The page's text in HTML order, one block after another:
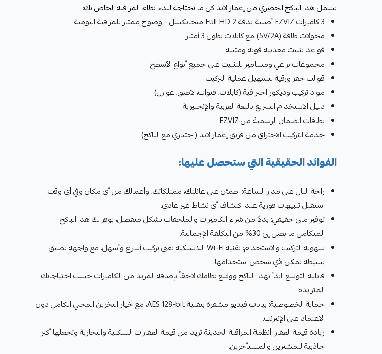
يشمل هذا الباكج الحصري من إعمار لاند كل ما تحتاجه لبدء نظام المراقبة الخاص بك:
3 كاميرات EZVIZ أصلية بدقة Full HD 2 ميجابكسل - وضوح ممتاز للمراقبة اليومية
محولات طاقة (5V/2A) مع كابلات بطول 3 أمتار
قواعد تثبيت معدنية قوية ومتينة
مجموعات براغي ومسامير للتثبيت على جميع أنواع الأسطح
قوالب حفر ورقية لتسهيل عملية التركيب
مواد تركيب وديكور احترافية (كابلات، قنوات، لاصق، عوازل)
دليل الاستخدام السريع باللغة العربية والإنجليزية
بطاقات الضمان الرسمية من EZVIZ
خدمة التركيب الاحترافي من فريق إعمار لاند (اختياري مع الباكج)
الفوائد الحقيقية التي ستحصل عليها:
راحة البال على مدار الساعة: اطمئن على عائلتك، ممتلكاتك، وأعمالك من أي مكان وفي أي وقت.
استقبل تنبيهات فورية عند اكتشاف أي نشاط غير عادي.
توفير مالي حقيقي: بدلاً من شراء الكاميرات والملحقات بشكل منفصل، يوفر لك هذا الباكج
المتكامل ما يصل إلى 30% من التكلفة الإجمالية.
سهولة التركيب والاستخدام: تقنية Wi-Fi اللاسلكية تعني تركيب أسرع وأسهل، مع واجهة تطبيق
بسيطة يمكن لأي شخص استخدامها.
قابلية التوسع: ابدأ بهذا الباكج ووسّع نظامك لاحقاً بإضافة المزيد من الكاميرات حسب احتياجاتك
المتزايدة.
حماية الخصوصية: بيانات فيديو مشفرة بتقنية AES 128-bit، مع خيار التخزين المحلي الكامل دون
الاعتماد على الإنترنت.
زيادة قيمة العقار: أنظمة المراقبة الحديثة تزيد من قيمة العقارات السكنية والتجارية وتجعلها أكثر
جاذبية للمشترين والمستأجرين.